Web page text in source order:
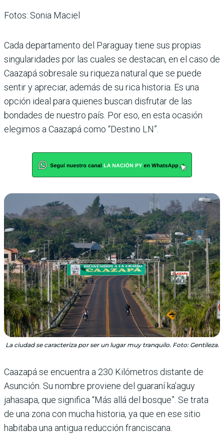
Fotos: Sonia Maciel
Cada departamento del Paraguay tiene sus propias
singularidades por las cuales se destacan, en el caso de
Caazapá sobresale su riqueza natural que se puede
sentir y apreciar, además de su rica historia. Es una
opción ideal para quienes buscan disfrutar de las
bondades de nuestro país. Por eso, en esta ocasión
elegimos a Caazapá como “Destino LN”.
La ciudad se caracteriza por ser un lugar muy tranquilo. Foto: Gentileza.
Caazapá se encuentra a 230 Kilómetros distante de
Asunción. Su nombre proviene del guaraní ka’aguy
jahasapa, que significa “Más allá del bosque”. Se trata
de una zona con mucha historia, ya que en ese sitio
habitaba una antigua reducción franciscana.